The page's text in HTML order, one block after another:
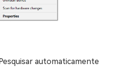
automaticamente